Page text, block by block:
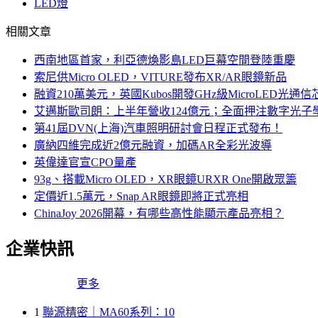
LED燈
相關文章
西南地區首家，利亞德煥影島LED巨幕空間登陸重慶
索尼供Micro OLED，VITURE發布XR/AR眼鏡新品
融資210萬美元，英國Kubos開發GHz級MicroLED光通信
艾邁斯歐司朗：上半年營收124億元；全面押注數字光子
第41屆DVN(上海)汽車照明研討會日程正式發布！
廣納四維完成近2億元融資，加碼AR全彩光波導
英偉達官宣CPO量產
93g、搭載Micro OLED，XR眼鏡URXR One開啟眾籌
定價近1.5萬元，Snap AR眼鏡即將正式亮相
ChinaJoy 2026開幕，有哪些高性能顯示產品亮相？
企業快訊
更多
1 聯源精密｜MA60系列：10